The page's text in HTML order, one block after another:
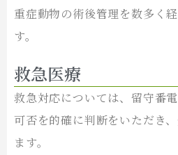
重症動物の術後管理を数多く
す。
救急医療
救急対応については、留守番
可否を的確に判断をいただき
ます。